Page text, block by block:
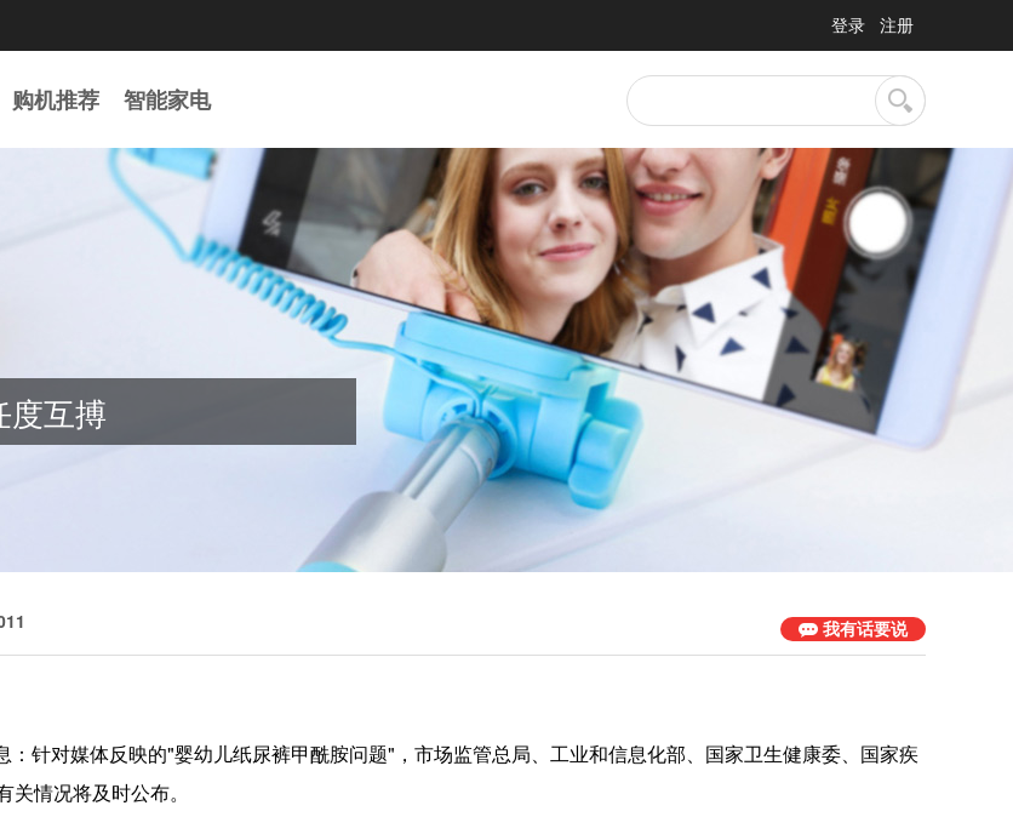
登录 注册
购机推荐 智能家电
度互搏
我有话要说
：针对媒体反映的"婴幼儿纸尿裤甲酰胺问题"，市场监管总局、工业和信息化部、国家卫生健康委、国家疾
情况将及时公布。